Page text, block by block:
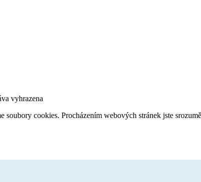
vyhrazena
cookies. Procházením webových stránek jste